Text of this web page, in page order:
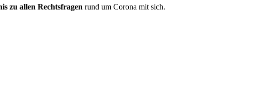
zu allen Rechtsfragen rund um Corona mit sich.